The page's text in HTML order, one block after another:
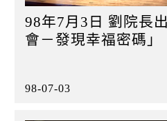
98年7月3日 劉院長
會－發現幸福密碼」
98-07-03